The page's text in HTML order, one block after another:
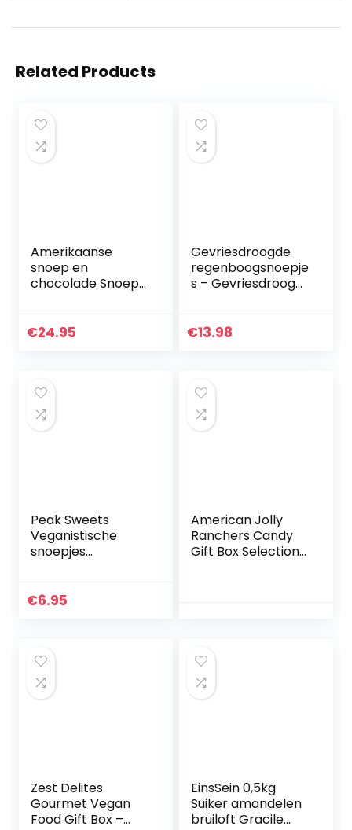
Related Products
Amerikaanse
snoep en
chocolade Snoep
Lekkere Snoep en
€24.95
Gevriesdroogde
regenboogsnoepje
s – Gevriesdroogd
Astronautenvoeds
€13.98
Peak Sweets
Veganistische
snoepjes
Retro snoepdoos
€6.95
American Jolly
Ranchers Candy
Gift Box Selection
Zest Delites
Gourmet Vegan
Food Gift Box –
EinsSein 0,5kg
Suiker amandelen
bruiloft Gracile